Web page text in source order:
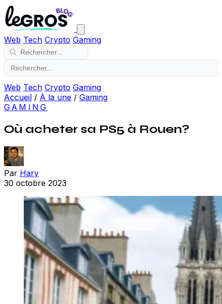
Web Tech Crypto Gaming
Web Tech Crypto Gaming
Accueil / À la une / Gaming
GAMING
Où acheter sa PS5 à Rouen?
Par Hary
30 octobre 2023